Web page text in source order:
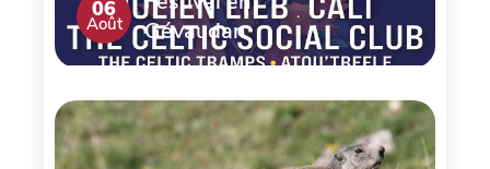
06
Août
Gévaudan